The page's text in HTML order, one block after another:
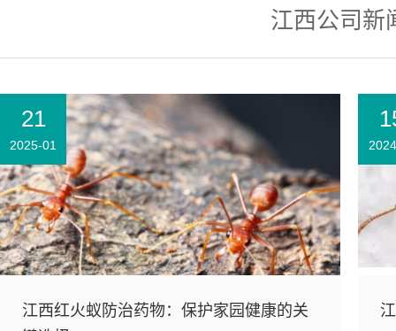
江西公司新
21
2025-01
江西红火蚁防治药物：保护家园健康的关